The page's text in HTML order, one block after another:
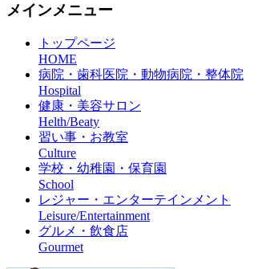
メインメニュー
トップページ
HOME
病院・歯科医院・動物病院・整体院
Hospital
健康・美容サロン
Helth/Beaty
習い事・お教室
Culture
学校・幼稚園・保育園
School
レジャー・エンターテインメント
Leisure/Entertainment
グルメ・飲食店
Gourmet